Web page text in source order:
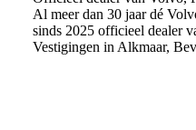
Al meer dan 30 jaar dé
sinds 2025 officieel dealer
Vestigingen in Alkmaar,